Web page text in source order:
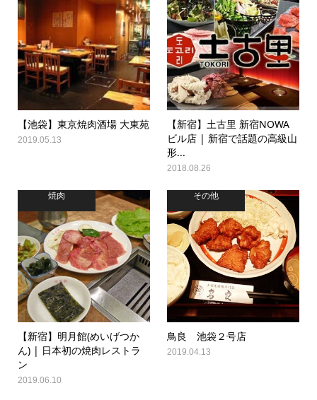
【池袋】東京焼肉酒場 大東苑
2019.05.13
【新宿】土古里 新宿NOWA
ビル店 | 新宿で話題の高級山
形...
2018.08.26
焼肉
【新宿】明月館(めいげつか
ん) | 日本初の焼肉レストラ
ン
2019.06.10
その他
鳥良 池袋２号店
2019.04.13